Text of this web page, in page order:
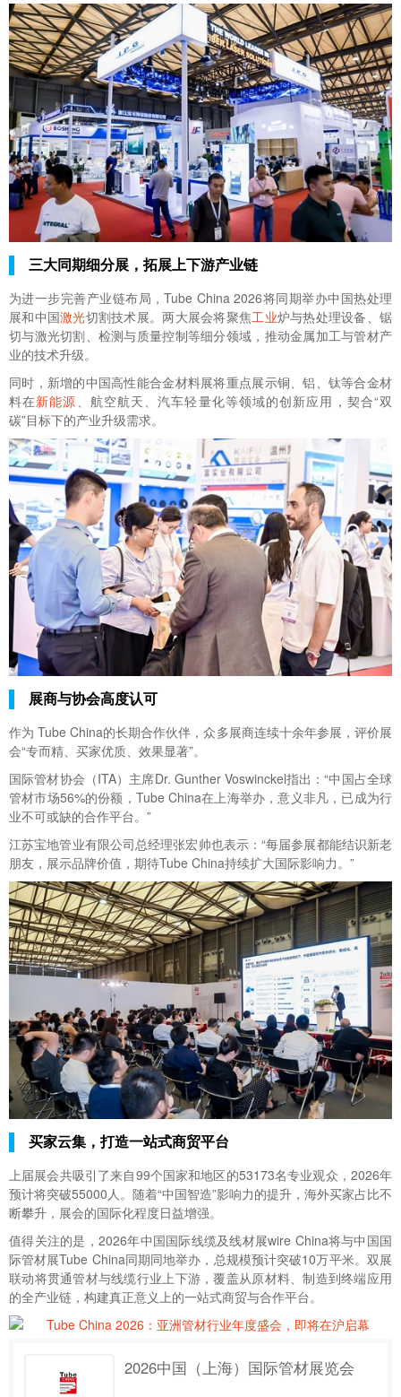
三大同期细分展，拓展上下游产业链
为进一步完善产业链布局，Tube China 2026将同期举办中国热处理
展和中国激光切割技术展。两大展会将聚焦工业炉与热处理设备、锯
切与激光切割、检测与质量控制等细分领域，推动金属加工与管材产
业的技术升级。
同时，新增的中国高性能合金材料展将重点展示铜、铝、钛等合金材
料在新能源 、航空航天、汽车轻量化等领域的创新应用，契合“双
碳”目标下的产业升级需求。
展商与协会高度认可
作为 Tube China的长期合作伙伴，众多展商连续十余年参展，评价展
会“专而精、买家优质、效果显著”。
国际管材协会（ITA）主席Dr. Gunther Voswinckel指出：“中国占全球
管材市场56%的份额，Tube China在上海举办，意义非凡，已成为行
业不可或缺的合作平台。”
江苏宝地管业有限公司总经理张宏帅也表示：“每届参展都能结识新老
朋友，展示品牌价值，期待Tube China持续扩大国际影响力。”
买家云集，打造一站式商贸平台
上届展会共吸引了来自99个国家和地区的53173名专业观众，2026年
预计将突破55000人。随着“中国智造”影响力的提升，海外买家占比不
断攀升，展会的国际化程度日益增强。
值得关注的是，2026年中国国际线缆及线材展wire China将与中国国
际管材展Tube China同期同地举办，总规模预计突破10万平米。双展
联动将贯通管材与线缆行业上下游，覆盖从原材料、制造到终端应用
的全产业链，构建真正意义上的一站式商贸与合作平台。
2026中国（上海）国际管材展览会